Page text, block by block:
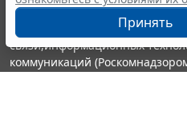
Принять
Портал ГАРАНТ.РУ
издания Федеральной
связи,информационных
коммуникаций